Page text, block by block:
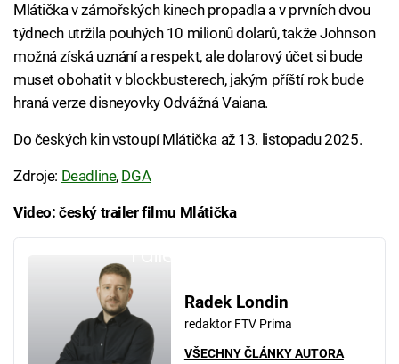
Mlátička v zámořských kinech propadla a v prvních dvou
týdnech utržila pouhých 10 milionů dolarů, takže Johnson
možná získá uznání a respekt, ale dolarový účet si bude
muset obohatit v blockbusterech, jakým příští rok bude
hraná verze disneyovky Odvážná Vaiana.
Do českých kin vstoupí Mlátička až 13. listopadu 2025.
Zdroje: Deadline, DGA
Video: český trailer filmu Mlátička
Radek Londin
redaktor FTV Prima
VŠECHNY ČLÁNKY AUTORA